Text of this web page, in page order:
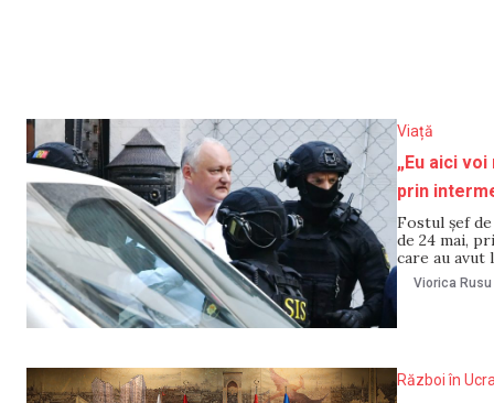
Viață
„Eu aici
prin
Fostul șef
de 24 mai,
care au avut
pentru el și
Viorica Rusu
Război în